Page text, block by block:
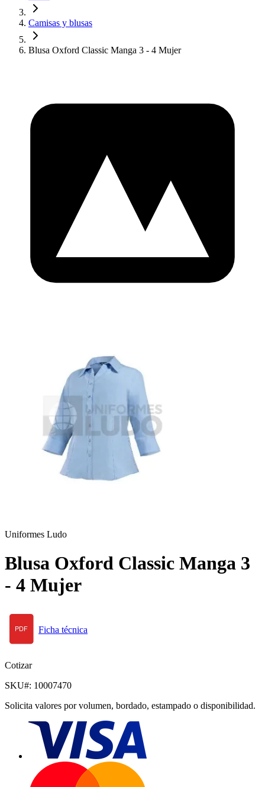
Camisas y blusas
Blusa Oxford Classic Manga 3 - 4 Mujer
Uniformes Ludo
Blusa Oxford Classic Manga 3
- 4 Mujer
Ficha técnica
Cotizar
SKU#: 10007470
Solicita valores por volumen, bordado, estampado o disponibilidad.